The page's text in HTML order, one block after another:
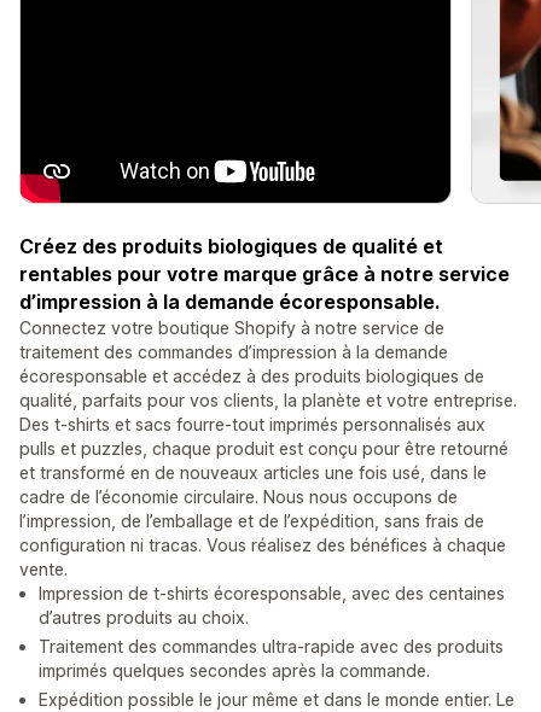
Créez des produits biologiques de qualité et
rentables pour votre marque grâce à notre service
d’impression à la demande écoresponsable.
Connectez votre boutique Shopify à notre service de
traitement des commandes d’impression à la demande
écoresponsable et accédez à des produits biologiques de
qualité, parfaits pour vos clients, la planète et votre entreprise.
Des t-shirts et sacs fourre-tout imprimés personnalisés aux
pulls et puzzles, chaque produit est conçu pour être retourné
et transformé en de nouveaux articles une fois usé, dans le
cadre de l’économie circulaire. Nous nous occupons de
l’impression, de l’emballage et de l’expédition, sans frais de
configuration ni tracas. Vous réalisez des bénéfices à chaque
vente.
Impression de t-shirts écoresponsable, avec des centaines
d’autres produits au choix.
Traitement des commandes ultra-rapide avec des produits
imprimés quelques secondes après la commande.
Expédition possible le jour même et dans le monde entier. Le